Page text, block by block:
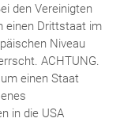
den Vereinigten
einen Drittstaat im
Niveau
ACHTUNG.
einen Staat
in die USA